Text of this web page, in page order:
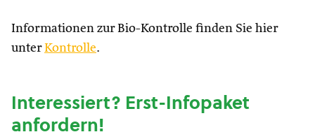
Informationen zur Bio-Kontrolle finden Sie hier
unterKontrolle.
Interessiert? Erst-Infopaket
anfordern!